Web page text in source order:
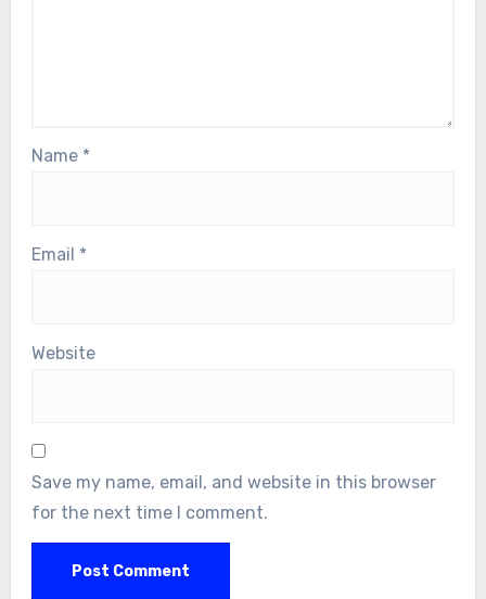
Name *
Email *
Website
Save my name, email, and website in this browser
for the next time I comment.